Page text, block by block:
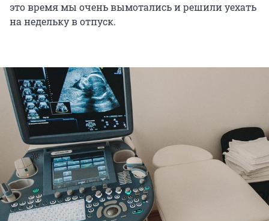
это время мы очень вымотались и решили уехать
на недельку в отпуск.